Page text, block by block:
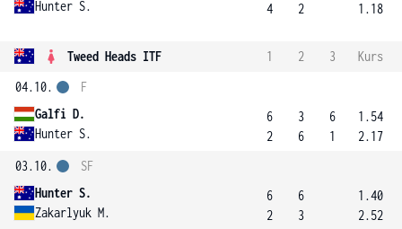
Hunter S.
4
2
1.18
Tweed Heads ITF 1 2 3
Kurs
04.10.
Galfi D.
Hunter S.
F
6
2
3
6
6
1
1.54
2.17
03.10.
Hunter S.
Zakarlyuk M.
SF
6
2
6
3
1.40
2.52